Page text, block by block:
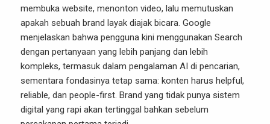
membuka website, menonton video, lalu memutuskan
apakah sebuah brand layak diajak bicara. Google
menjelaskan bahwa pengguna kini menggunakan Search
dengan pertanyaan yang lebih panjang dan lebih
kompleks, termasuk dalam pengalaman AI di pencarian,
sementara fondasinya tetap sama: konten harus helpful,
reliable, dan people-first. Brand yang tidak punya sistem
digital yang rapi akan tertinggal bahkan sebelum